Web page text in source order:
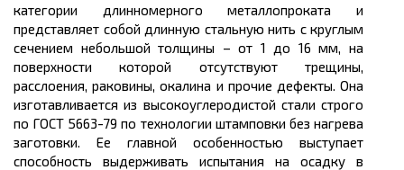
категории длинномерногометаллопрокатаи
представляет собой длинную стальную нить с круглым
сечением небольшой толщины – от 1 до 16 мм, на
поверхности которой отсутствуют трещины,
расслоения, раковины, окалина и прочие дефекты. Она
изготавливается из высокоуглеродистой стали строго
по ГОСТ 5663-79 по технологии штамповки без нагрева
заготовки. Ее главной особенностью выступает
способность выдерживать испытания на осадку в